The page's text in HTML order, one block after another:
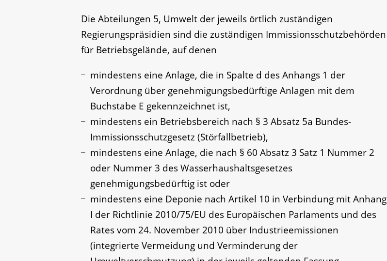
Die Abteilungen 5, Umwelt der jeweils örtlich zuständigen
Regierungspräsidien sind die zuständigen Immissionsschutzbehörden
für Betriebsgelände, auf denen
mindestens eine Anlage, die in Spalte d des Anhangs 1 der
Verordnung über genehmigungsbedürftige Anlagen mit dem
Buchstabe E gekennzeichnet ist,
mindestens ein Betriebsbereich nach § 3 Absatz 5a Bundes-
Immissionsschutzgesetz (Störfallbetrieb),
mindestens eine Anlage, die nach § 60 Absatz 3 Satz 1 Nummer 2
oder Nummer 3 des Wasserhaushaltsgesetzes
genehmigungsbedürftig ist oder
mindestens eine Deponie nach Artikel 10 in Verbindung mit Anhang
I der Richtlinie 2010/75/EU des Europäischen Parlaments und des
Rates vom 24. November 2010 über Industrieemissionen
(integrierte Vermeidung und Verminderung der